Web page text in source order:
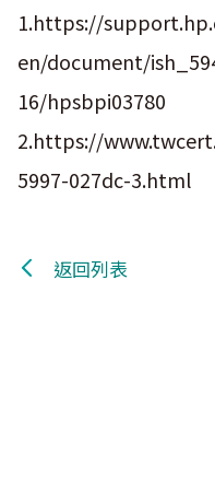
1.https://
en/document/
16/hpsbpi03780
2.https://
5997-027dc-3.html
返回列表